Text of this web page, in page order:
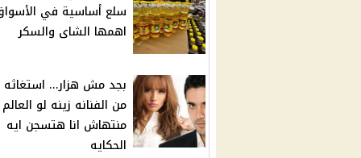
سلع أساسية في
اهمها الشاى والسكر
بجد مش هزار... استغاثه
من الفنانه زينه لو العالم
منتهاش انا هتسجن ايه
الحكايه